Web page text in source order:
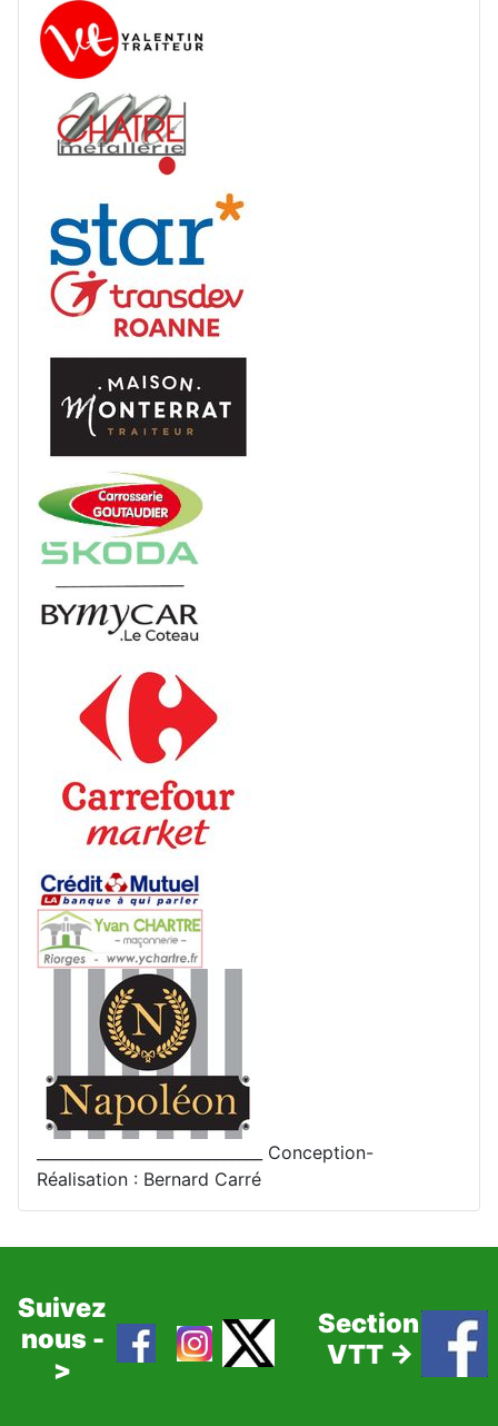
_____________________________ Conception-
Réalisation : Bernard Carré
Suivez
nous -
>
Section
VTT ->